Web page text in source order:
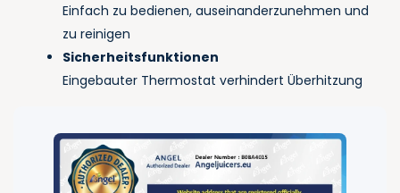
Einfach zu bedienen, auseinanderzunehmen und
zu reinigen
Sicherheitsfunktionen
Eingebauter Thermostat verhindert Überhitzung